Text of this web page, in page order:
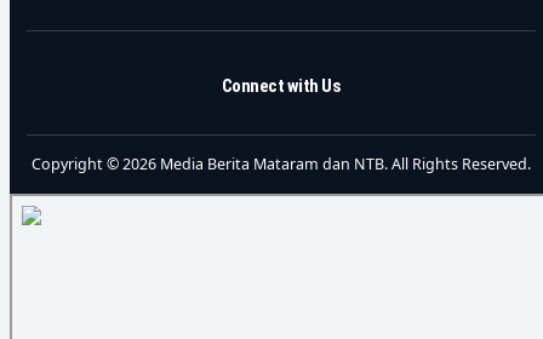
Connect with Us
Copyright © 2026 Media Berita Mataram dan NTB. All Rights Reserved.